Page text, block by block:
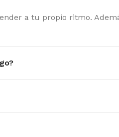
a tu propio ritmo.